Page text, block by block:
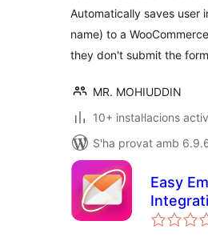
Automatically saves user
name) to a
they don't submit the
MR. MOHIUDDIN
10+ instal·lacions
S'ha provat amb
Easy